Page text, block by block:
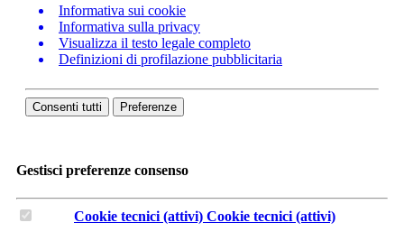
Informativa sui cookie
Informativa sulla privacy
Visualizza il testo legale completo
Definizioni di profilazione pubblicitaria
Consenti tutti Preferenze
Gestisci preferenze consenso
Cookie tecnici (attivi) Cookie tecnici (attivi)